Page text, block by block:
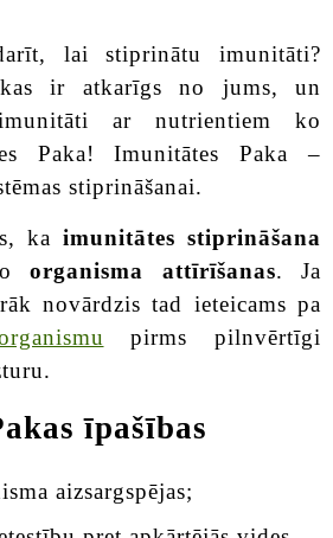
lai stiprinātu imunitāti?
ir atkarīgs no jums, un
ar nutrientiem ko
Paka! Imunitātes Paka –
stiprināšanai.
ka imunitātes stiprināšana
organisma attīrīšanas. Ja
novārdzis tad ieteicams pa
pirms pilnvērtīgi
īpašības
aizsargspējas;